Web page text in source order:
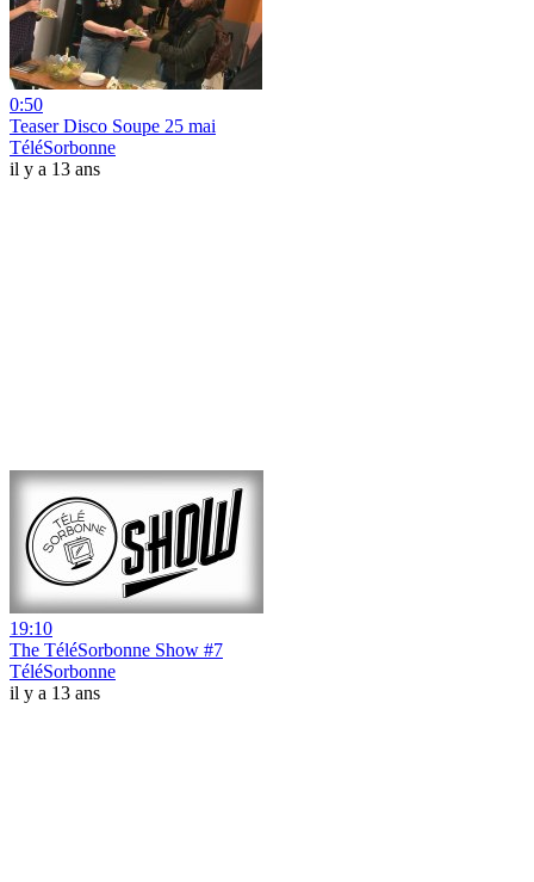
0:50
Teaser Disco Soupe 25 mai
TéléSorbonne
il y a 13 ans
19:10
The TéléSorbonne Show #7
TéléSorbonne
il y a 13 ans